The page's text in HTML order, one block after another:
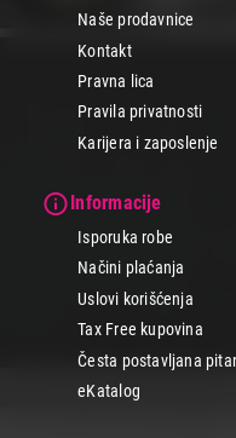
Naše prodavnice
Kontakt
Pravna lica
Pravila privatnosti
Karijera i zaposlenje
Informacije
Isporuka robe
Načini plaćanja
Uslovi korišćenja
Tax Free kupovina
Česta postavljana
eKatalog